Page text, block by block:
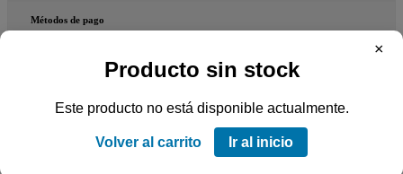
Métodos de pago
Sierra Sable Inalámbrica Ecodrop MAX – Kit Completo con 2
Baterías, 4 Hojas y Maletín
×
Producto sin stock
Este producto no está disponible actualmente.
Volver al carrito Ir al inicio